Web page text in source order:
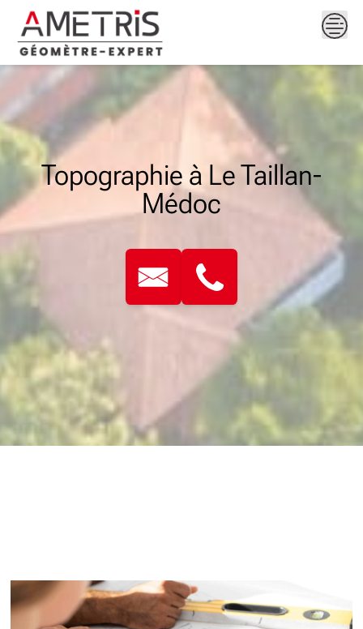
content
Topographie à Le Taillan-
Médoc